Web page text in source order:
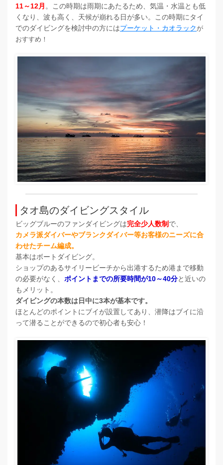
11～12月 。この時期は雨期にあたるため、気温・水温とも低
くなり、波も高く、天候が崩れる日が多い。この時期にタイ
でのダイビングを検討中の方にはプーケット・カオラック が
おすすめ！
タオ島のダイビングスタイル
ビッグブルーのファンダイビングは完全少人数制 で、
カメラ派ダイバーやブランクダイバー等お客様のニーズに合
わせたチーム編成。
基本はボートダイビング。
ショップのあるサイリービーチから出港するため港まで移動
の必要がなく、 ポイントまでの所要時間が10～40分と近いの
もメリット。
ダイビングの本数は日中に3本が基本です。
ほとんどのポイントにブイが設置してあり、潜降はブイに沿
って潜ることができるので初心者も安心！